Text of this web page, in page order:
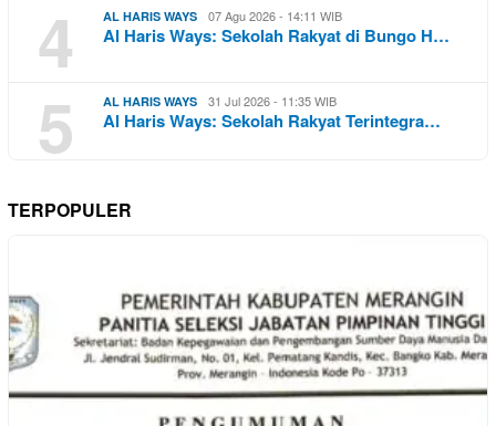
4 AL HARIS WAYS 07 Agu 2026 - 14:11 WIB
Al Haris Ways: Sekolah Rakyat di Bungo H…
5 AL HARIS WAYS 31 Jul 2026 - 11:35 WIB
Al Haris Ways: Sekolah Rakyat Terintegra…
TERPOPULER